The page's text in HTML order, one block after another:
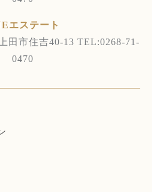
エステート
田市住吉40-13 TEL:0268-71-
0470